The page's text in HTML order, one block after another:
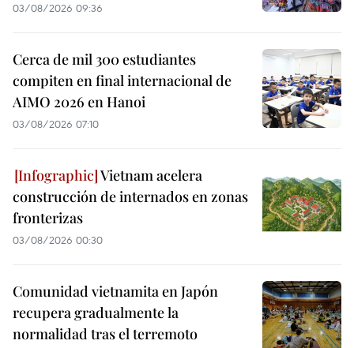
03/08/2026 09:36
Cerca de mil 300 estudiantes
compiten en final internacional de
AIMO 2026 en Hanoi
03/08/2026 07:10
Vietnam acelera
construcción de internados en zonas
fronterizas
03/08/2026 00:30
Comunidad vietnamita en Japón
recupera gradualmente la
normalidad tras el terremoto